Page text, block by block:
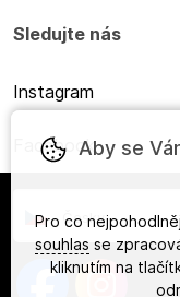
Sledujte nás
Instagram
Facebook
Česky
Aby se
Pro co
souhlas se
kliknutím na